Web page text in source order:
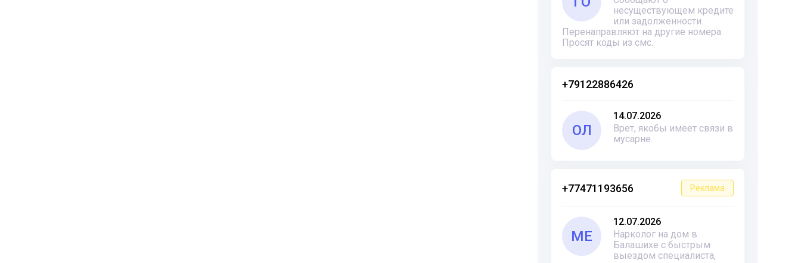
несуществующем кредите
или задолженности.
Перенаправляют на другие номера.
Просят коды из смс.
+79122886426
ОЛ
14.07.2026
Врет, якобы имеет связи в
мусарне.
+77471193656 Реклама
ME
12.07.2026
Нарколог на дом в
Балашихе с быстрым
выездом специалиста,